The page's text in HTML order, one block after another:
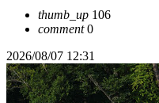
thumb_up 106
comment0
2026/08/07 12:31